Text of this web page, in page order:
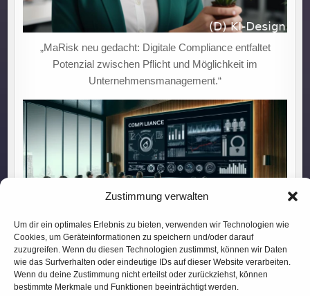
Zustimmung verwalten
Um dir ein optimales Erlebnis zu bieten, verwenden wir Technologien wie
Cookies, um Geräteinformationen zu speichern und/oder darauf
zuzugreifen. Wenn du diesen Technologien zustimmst, können wir Daten
wie das Surfverhalten oder eindeutige IDs auf dieser Website verarbeiten.
Wenn du deine Zustimmung nicht erteilst oder zurückziehst, können
bestimmte Merkmale und Funktionen beeinträchtigt werden.
„MaRisk neu gedacht: Digitale Compliance entfaltet
Potenzial zwischen Pflicht und Möglichkeit im
Unternehmensmanagement.“
Compliance-Chaos abgewendet